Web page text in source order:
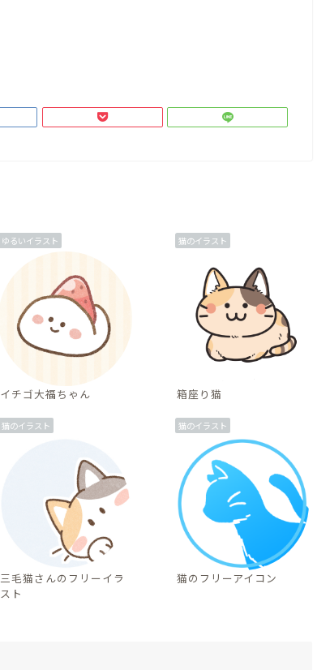
ゆるいイラスト
イチゴ大福ちゃん
猫のイラスト
箱座り猫
猫のイラスト
三毛猫さんのフリーイラ
スト
猫のイラスト
猫のフリーアイコン